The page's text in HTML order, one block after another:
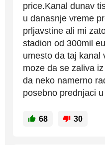
price.Kanal dunav
u danasnje vreme
prljavstine ali mi
stadion od 300mil
umesto da taj kanal
moze da se zaliva
da neko namerno
posebno prednjaci
68 30